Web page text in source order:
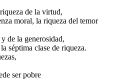
de la virtud,
moral, la riqueza del temor
de la generosidad,
séptima clase de riqueza.
ser pobre